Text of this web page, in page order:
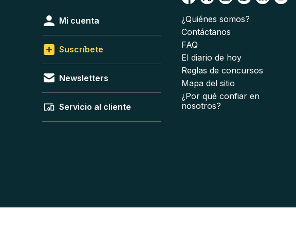
Mi cuenta
Suscríbete
Newsletters
Servicio al cliente
¿Quiénes somos?
Contáctanos
FAQ
El diario de hoy
Reglas de concursos
Mapa del sitio
¿Por qué confiar en
nosotros?